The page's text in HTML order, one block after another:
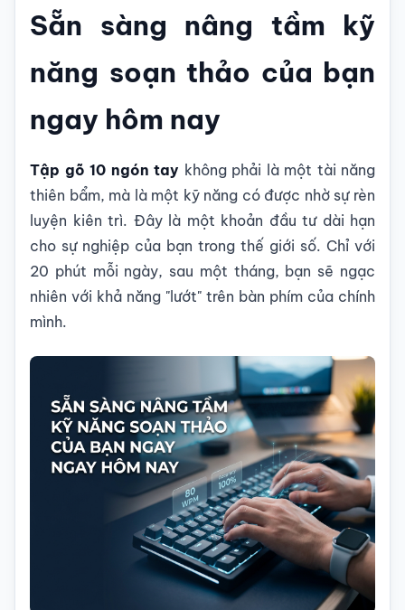
Sẵn sàng nâng tầm kỹ
năng soạn thảo của bạn
ngay hôm nay
Tập gõ 10 ngón tay không phải là một tài năng
thiên bẩm, mà là một kỹ năng có được nhờ sự rèn
luyện kiên trì. Đây là một khoản đầu tư dài hạn
cho sự nghiệp của bạn trong thế giới số. Chỉ với
20 phút mỗi ngày, sau một tháng, bạn sẽ ngạc
nhiên với khả năng "lướt" trên bàn phím của chính
mình.